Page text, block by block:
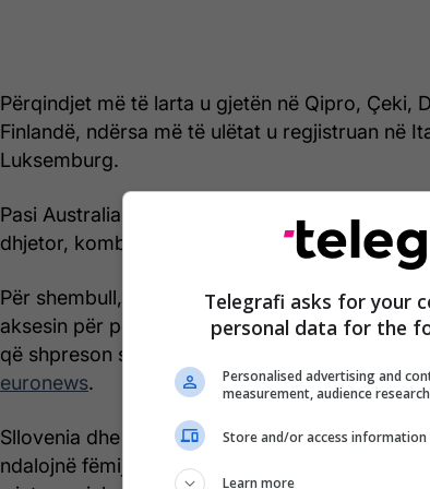
Përqindjet më të larta u gjetën në Qipro, Çeki,
Finlandë, ndërsa më të ulëtat u regjistruan në
Luksemburg.
Pasi Australia ndaloi rrjetet sociale për personat
dhjetor, kombet evropiane tani po debatojnë
Për shembull, deputetët në Francë votuan së
aksesin për personat nën 15 vjeç, me
që shpreson se kjo do të hyjë në fuqi deri në
euronews.
Sllovenia dhe Portugalia kanë hartuar
ndalojnë fëmijëve nën 15 vjeç dhe nën 16 vjeç
Telegrafi asks for your
personal data for the
Personalised advertising and
measurement, audience
Store and/or access information
Learn more